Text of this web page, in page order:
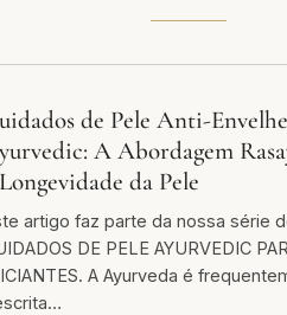
de Pele Anti-
A Abordagem
da Pele
artigo faz parte da nossa série
DE PELE AYURVEDIC
A Ayurveda é